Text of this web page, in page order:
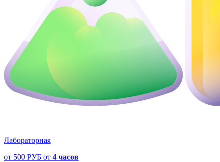
Лабораторная
от 500 РУБ от 4 часов